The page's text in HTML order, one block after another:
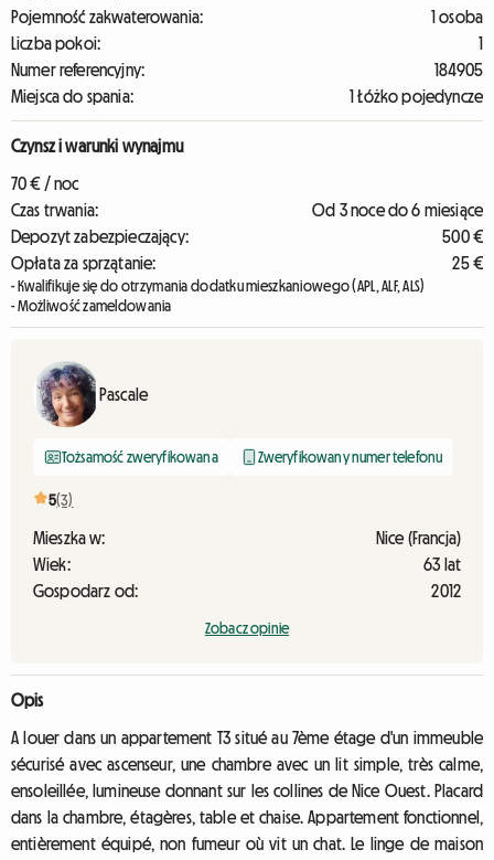
Pojemność zakwaterowania:
1 osoba
Liczba pokoi:
1
Numer referencyjny:
184905
Miejsca do spania:
1 Łóżko pojedyncze
Czynsz i warunki wynajmu
70 € / noc
Czas trwania:
Od 3 noce do 6 miesiące
Depozyt zabezpieczający:
500 €
Opłata za sprzątanie:
25 €
- Kwalifikuje się do otrzymania dodatku mieszkaniowego (APL, ALF, ALS)
- Możliwość zameldowania
Pascale
Tożsamość zweryfikowana Zweryfikowany numer telefonu
5(3)
Mieszka w:
Nice (Francja)
Wiek:
63 lat
Gospodarz od:
2012
Zobacz opinie
Opis
A louer dans un appartement T3 situé au 7ème étage d'un immeuble
sécurisé avec ascenseur, une chambre avec un lit simple, très calme,
ensoleillée, lumineuse donnant sur les collines de Nice Ouest. Placard
dans la chambre, étagères, table et chaise. Appartement fonctionnel,
entièrement équipé, non fumeur où vit un chat. Le linge de maison